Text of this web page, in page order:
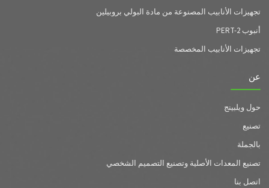
تجهيزات الأنابيب المصنوعة من مادة البولي بروبيلين
أنبوب PERT-2
تجهيزات الأنابيب المخصصة
عن
حول ويلبينج
تصنيع
بالجملة
تصنيع المعدات الأصلية وتصنيع التصميم الشخصي
اتصل بنا